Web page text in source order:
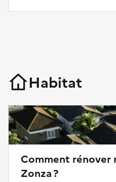
Habitat
Comment rénover
Zonza ?